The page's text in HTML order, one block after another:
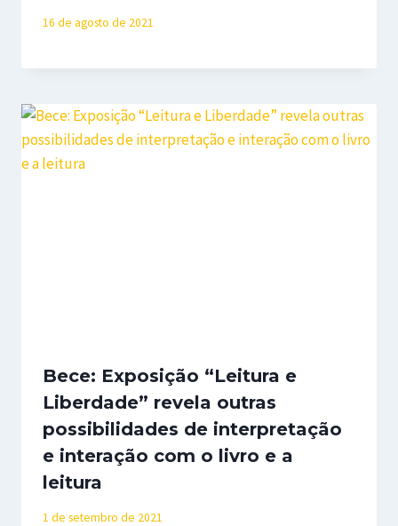
16 de agosto de 2021
Bece: Exposição “Leitura e
Liberdade” revela outras
possibilidades de interpretação
e interação com o livro e a
leitura
1 de setembro de 2021